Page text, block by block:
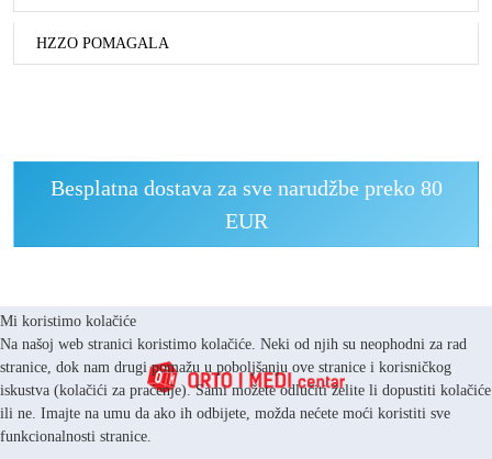
HZZO POMAGALA
Besplatna dostava za sve narudžbe preko 80
EUR
Mi koristimo kolačiće
Na našoj web stranici koristimo kolačiće. Neki od njih su neophodni za rad
stranice, dok nam drugi pomažu u poboljšanju ove stranice i korisničkog
iskustva (kolačići za praćenje). Sami možete odlučiti želite li dopustiti kolačiće
ili ne. Imajte na umu da ako ih odbijete, možda nećete moći koristiti sve
funkcionalnosti stranice.